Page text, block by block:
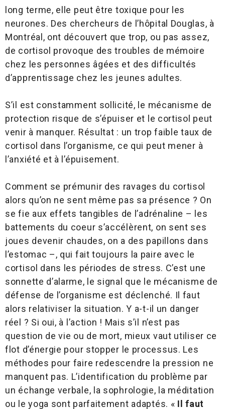
long terme, elle peut être toxique pour les
neurones. Des chercheurs de l’hôpital Douglas, à
Montréal, ont découvert que trop, ou pas assez,
de cortisol provoque des troubles de mémoire
chez les personnes âgées et des difficultés
d’apprentissage chez les jeunes adultes.
S’il est constamment sollicité, le mécanisme de
protection risque de s’épuiser et le cortisol peut
venir à manquer. Résultat : un trop faible taux de
cortisol dans l’organisme, ce qui peut mener à
l’anxiété et à l’épuisement.
Comment se prémunir des ravages du cortisol
alors qu’on ne sent même pas sa présence ? On
se fie aux effets tangibles de l’adrénaline – les
battements du coeur s’accélèrent, on sent ses
joues devenir chaudes, on a des papillons dans
l’estomac –, qui fait toujours la paire avec le
cortisol dans les périodes de stress. C’est une
sonnette d’alarme, le signal que le mécanisme de
défense de l’organisme est déclenché. Il faut
alors relativiser la situation. Y a-t-il un danger
réel ? Si oui, à l’action ! Mais s’il n’est pas
question de vie ou de mort, mieux vaut utiliser ce
flot d’énergie pour stopper le processus. Les
méthodes pour faire redescendre la pression ne
manquent pas. L’identification du problème par
un échange verbale, la sophrologie, la méditation
ou le yoga sont parfaitement adaptés. « Il faut